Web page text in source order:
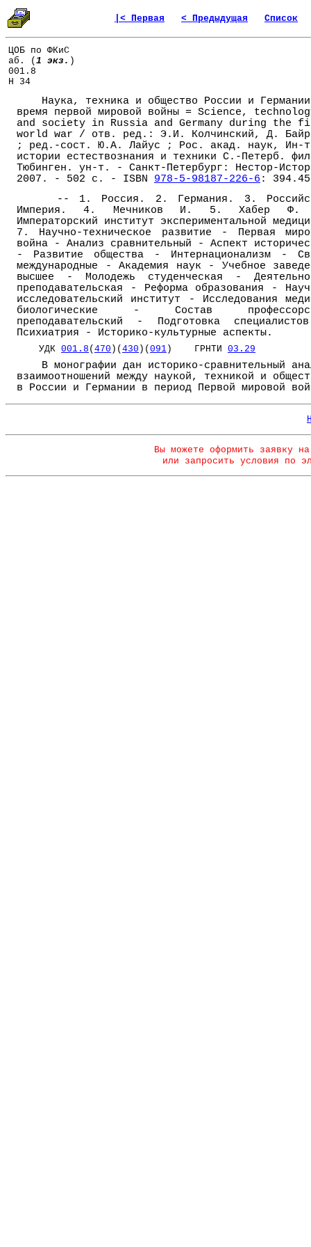
|< Первая < Предыдущая Список
ЦОБ по ФКиС
аб. ( 1 экз. )
001.8
Н 34
Наука, техника и общество России и
время первой мировой войны = Science,
and society in Russia and Germany during the
world war / отв. ред.: Э.И. Колчинский, Д.
; ред.-сост. Ю.А. Лайус ; Рос. акад. наук, Ин-т
истории естествознания и техники С.-Петерб.
Тюбинген. ун-т. - Санкт-Петербург: Нестор-
2007. - 502 с. - ISBN 978-5-98187-226-6 :
-- 1. Россия. 2. Германия. 3.
Империя. 4. Мечников И. 5. Хабер
Императорский институт экспериментальной
7. Научно-техническое развитие - Первая
война - Анализ сравнительный - Аспект
- Развитие общества - Интернационализм -
международные - Академия наук - Учебное
высшее - Молодежь студенческая -
преподавательская - Реформа образования -
исследовательский институт - Исследования
биологические - Состав
преподавательский - Подготовка
Психиатрия - Историко-культурные аспекты.
УДК 001.8 ( 470 )( 430 )( 091 ) ГРНТИ 03.29
В монографии дан историко-сравнительный
взаимоотношений между наукой, техникой и
в России и Германии в период Первой мировой
Вы можете оформить заявку
или запросить условия по